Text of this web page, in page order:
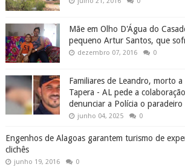
Mãe em Olho D'Água do
pequeno Artur Santos, que
dezembro 07, 2016 0
Familiares de Leandro, morto a
Tapera - AL pede a
denunciar a Polícia o paradeiro
junho 04, 2025 0
Engenhos de Alagoas garantem turismo de
clichês
junho 19, 2016 0